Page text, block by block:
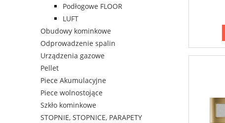
Podłogowe FLOOR
LUFT
Obudowy kominkowe
Odprowadzenie spalin
Urządzenia gazowe
Pellet
Piece Akumulacyjne
Piece wolnostojące
Szkło kominkowe
STOPNIE, STOPNICE, PARAPETY